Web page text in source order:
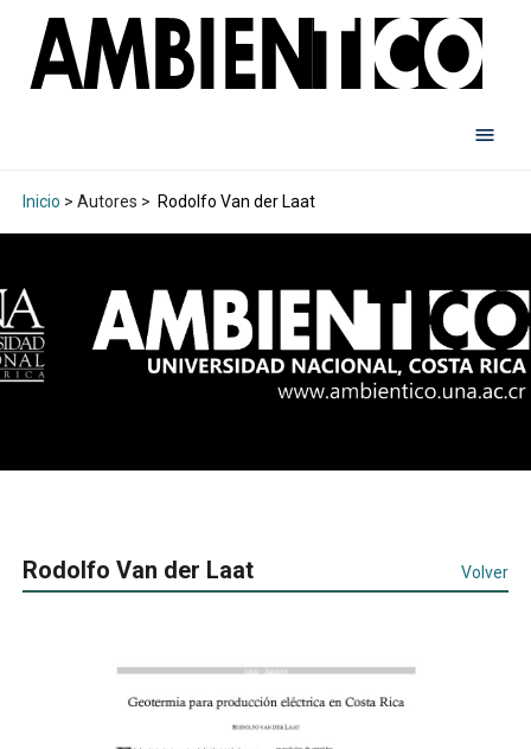
Inicio > Autores > Rodolfo Van der Laat
Rodolfo Van der Laat Volver